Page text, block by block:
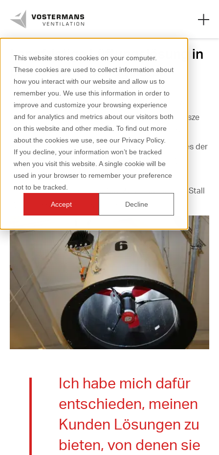
This website stores cookies on your computer.
These cookies are used to collect information about
how you interact with our website and allow us to
remember you. We use this information in order to
improve and customize your browsing experience
and for analytics and metrics about our visitors both
on this website and other media. To find out more
about the cookies we use, see our Privacy Policy.
If you decline, your information won’t be tracked
when you visit this website. A single cookie will be
used in your browser to remember your preference
not to be tracked.
Accept Decline
Ventilatoren
Landwirtschaftliche Segmente
Industriesegmente
Ressourcen
Über uns
+31 (0)77 389 32 32
ventilation@vostermans.com
Produktselektor
Vostermans Companies
Kontakt
Langfristige Lüftungslösung in
polnischem Geflügelstall
In Lewkowiec, einem polnischen Dorf bei Ostrow
Wielkepolski, betreibt Herr Plewiński von Piast Pasze
den Geflügelbetrieb seiner Familie. Im Juni 2016
präsentierte Herr Plewiński im Rahmen eines Tages der
offenen Tür seinen brandneuen Geflügelstall für
Elternherden mit einer Kapazität von 34 000
Elternherden, der mit 32 x 155 Metern der größte Stall
für Elternherden in ganz Polen ist.
Ich habe mich dafür
entschieden, meinen
Kunden Lösungen zu
bieten, von denen sie